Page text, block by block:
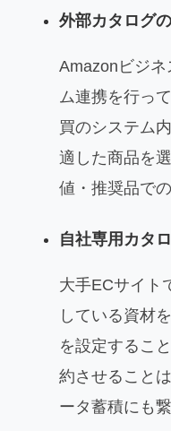
外部カタログ
Amazonビジ
ム連携を行っ
買のシステム
適した商品を
値・推奨品で
自社専用カタ
大手ECサイト
している資材
を設定するこ
約させること
ータ蓄積にも